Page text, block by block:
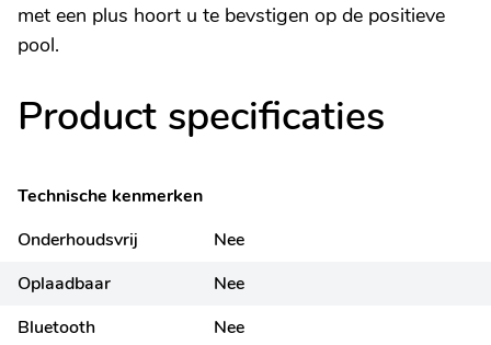
met een plus hoort u te bevstigen op de positieve
pool.
Product specificaties
Technische kenmerken
Onderhoudsvrij
Nee
Oplaadbaar
Nee
Bluetooth
Nee